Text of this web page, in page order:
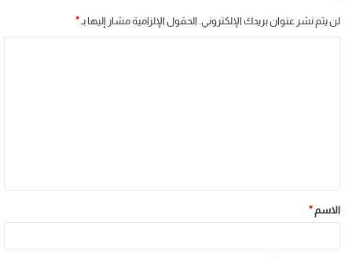
لن يتم نشر عنوان بريدك الإلكتروني. الحقول الإلزامية مشار إليها بـ*
الاسم*